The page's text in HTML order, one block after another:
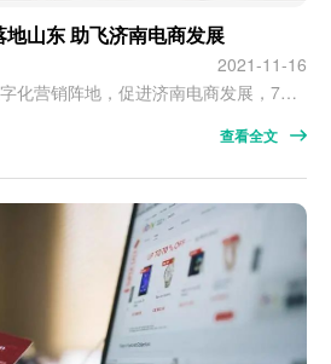
山东 助飞济南电商发展
2021-11-16
为了助力山东企业深耕数字化营销阵地，促进济南电商发展，7月21日，由数云主办、库米云微协办的“进化力”主题分享会落地济南。 活动不仅邀请到了济南市工信局、商务局、市场监督管理局、民营经济发展局和食品工业协会等当地政府、组织领导参会，同时也有来自半亩花田、秦老太等当地知名企业参加。半亩花田的数字化发展部部长赵洪亮、数云企业级事业部合作伙伴成功部总监曲易锋、数云平台事业部渠道经理张涛以及库米云微CEO…
查看全文